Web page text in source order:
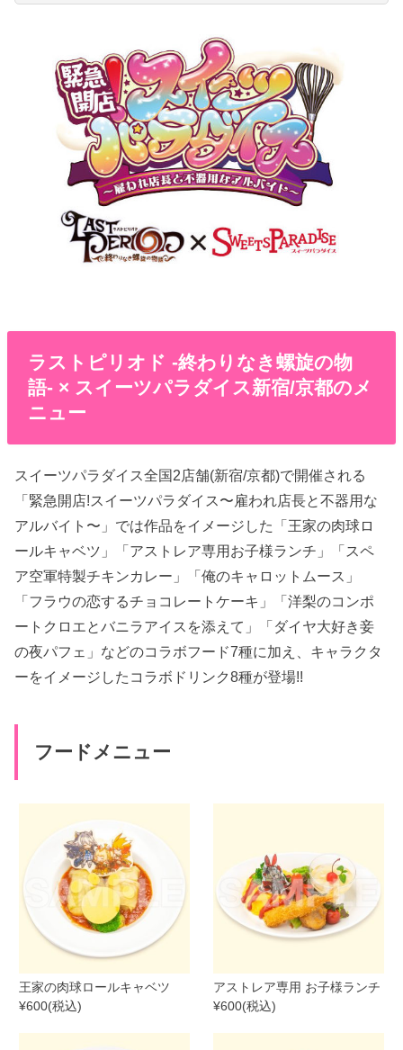
ラストピリオド -終わりなき螺旋の物
語- × スイーツパラダイス新宿/京都のメ
ニュー
スイーツパラダイス全国2店舗(新宿/京都)で開催される
「緊急開店!スイーツパラダイス〜雇われ店長と不器用な
アルバイト〜」では作品をイメージした「王家の肉球ロ
ールキャベツ」「アストレア専用お子様ランチ」「スペ
ア空軍特製チキンカレー」「俺のキャロットムース」
「フラウの恋するチョコレートケーキ」「洋梨のコンポ
ートクロエとバニラアイスを添えて」「ダイヤ大好き妾
の夜パフェ」などのコラボフード7種に加え、キャラクタ
ーをイメージしたコラボドリンク8種が登場!!
フードメニュー
王家の肉球ロールキャベツ
¥600(税込)
アストレア専用 お子様ランチ
¥600(税込)